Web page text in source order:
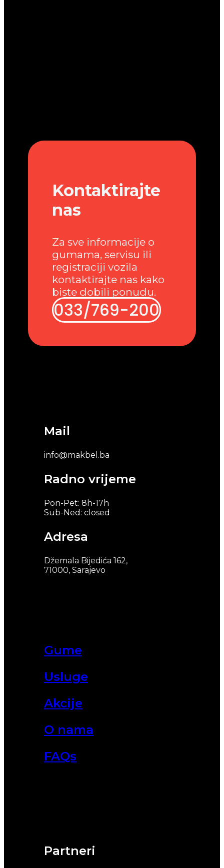
Partneri
Gume
Usluge
Akcije
O nama
FAQs
Mail
info@makbel.ba
Radno vrijeme
Pon-Pet: 8h-17h
Sub-Ned: closed
Adresa
Džemala Bijedića 162,
71000, Sarajevo
Kontaktirajte
nas
Za sve informacije o
gumama, servisu ili
registraciji vozila
kontaktirajte nas kako
biste dobili ponudu.
033/769-200